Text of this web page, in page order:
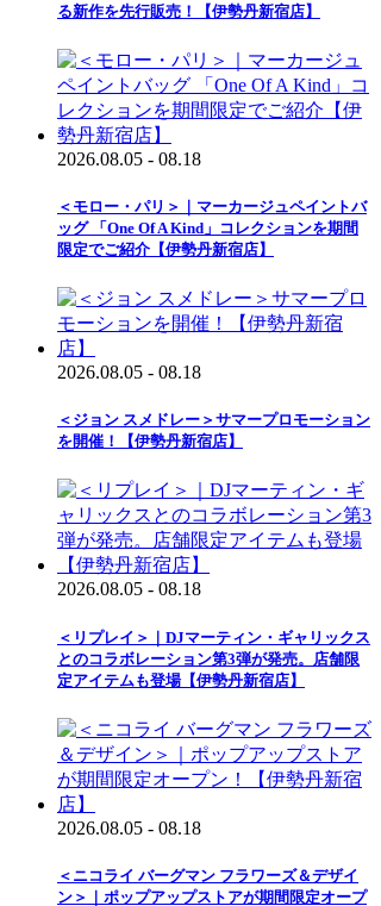
る新作を先行販売！【伊勢丹新宿店】
2026.08.05 - 08.18
＜モロー・パリ＞｜マーカージュペイントバ
ッグ 「One Of A Kind」コレクションを期間
限定でご紹介【伊勢丹新宿店】
2026.08.05 - 08.18
＜ジョン スメドレー＞サマープロモーション
を開催！【伊勢丹新宿店】
2026.08.05 - 08.18
＜リプレイ＞｜DJマーティン・ギャリックス
とのコラボレーション第3弾が発売。店舗限
定アイテムも登場【伊勢丹新宿店】
2026.08.05 - 08.18
＜ニコライ バーグマン フラワーズ＆デザイ
ン＞｜ポップアップストアが期間限定オープ